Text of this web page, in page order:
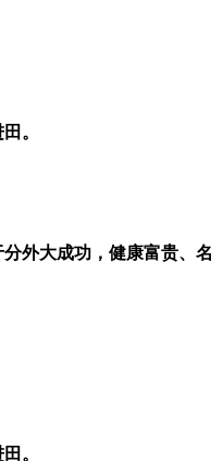
。
大成功，健康富贵、
。